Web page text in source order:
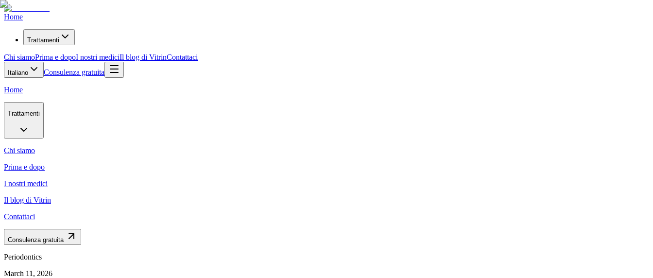
Home
Trattamenti
Chi siamoPrima e dopoI nostri mediciIl blog di VitrinContattaci
Italiano Consulenza gratuita
Home
Trattamenti
Chi siamo
Prima e dopo
I nostri medici
Il blog di Vitrin
Contattaci
Consulenza gratuita
Periodontics
March 11, 2026